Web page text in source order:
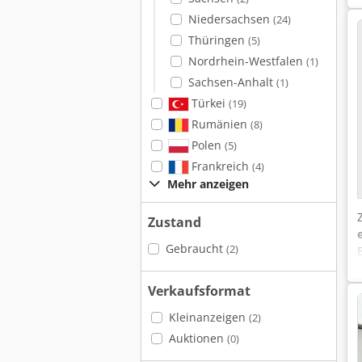
Niedersachsen (24)
Thüringen (5)
Nordrhein-Westfalen (1)
Sachsen-Anhalt (1)
Türkei (19)
Rumänien (8)
Polen (5)
Frankreich (4)
Mehr anzeigen
Zustand
Gebraucht (2)
Verkaufsformat
Kleinanzeigen (2)
Auktionen (0)